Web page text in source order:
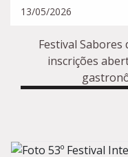
13/05/2026
Festival Sabores
inscrições